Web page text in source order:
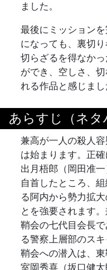
ました。
最後にミッション
になっても、裏切
切らざるを得なか
ができ、空しさ、
れる作品と感じまし
あらすじ（ネタ
兼高が一人の殺人
は始まります。正
出月梧郎（岡田准
自首したところ、
る阿内から勢力拡
とを強要されます
鞘会の七代目会長
る警察上層部のス
鞘会への潜入は、
室岡秀喜（坂口健